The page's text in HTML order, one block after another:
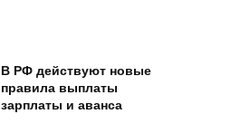
В РФ действуют новые
правила выплаты
зарплаты и аванса